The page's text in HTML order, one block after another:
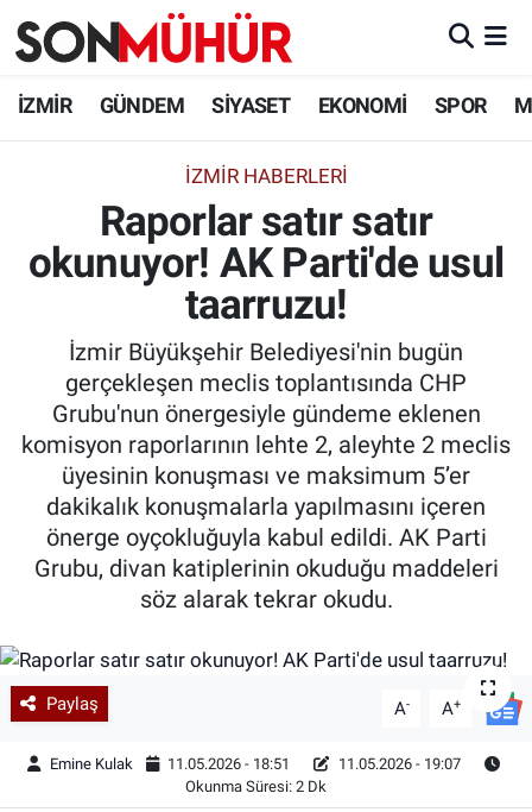
İZMİR GÜNDEM SİYASET EKONOMİ SPOR
İZMIR HABERLERI
Raporlar satır satır
okunuyor! AK Parti'de usul
taarruzu!
İzmir Büyükşehir Belediyesi'nin bugün
gerçekleşen meclis toplantısında CHP
Grubu'nun önergesiyle gündeme eklenen
komisyon raporlarının lehte 2, aleyhte 2 meclis
üyesinin konuşması ve maksimum 5’er
dakikalık konuşmalarla yapılmasını içeren
önerge oyçokluğuyla kabul edildi. AK Parti
Grubu, divan katiplerinin okuduğu maddeleri
söz alarak tekrar okudu.
Paylaş A- A+
Emine Kulak 11.05.2026 - 18:51
11.05.2026 - 19:07
Okunma Süresi: 2 Dk
İzmir Nöbetçi Eczaneler
İzmir Namaz Vakitleri
İzmir Trafik Yoğunluk Haritası
Süper Lig Puan Durumu ve Fikstür
Tüm Manşetler
Son Dakika Haberleri
Haber Arşivi